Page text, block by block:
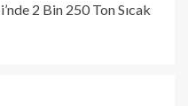
2 Bin 250 Ton Sıcak